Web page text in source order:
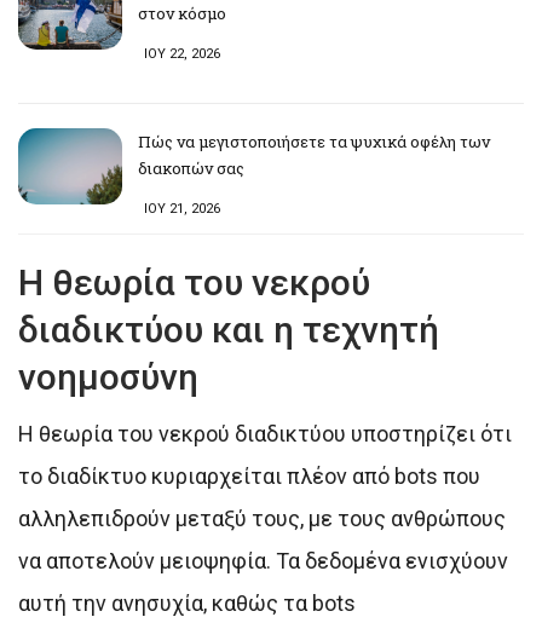
στον κόσμο
ΙΟΥ 22, 2026
Πώς να μεγιστοποιήσετε τα ψυχικά οφέλη των
διακοπών σας
ΙΟΥ 21, 2026
Η θεωρία του νεκρού
διαδικτύου και η τεχνητή
νοημοσύνη
Η θεωρία του νεκρού διαδικτύου υποστηρίζει ότι
το διαδίκτυο κυριαρχείται πλέον από bots που
αλληλεπιδρούν μεταξύ τους, με τους ανθρώπους
να αποτελούν μειοψηφία. Τα δεδομένα ενισχύουν
αυτή την ανησυχία, καθώς τα bots